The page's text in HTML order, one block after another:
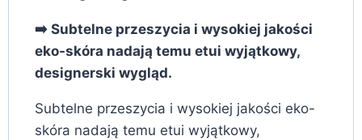
➡️ Subtelne przeszycia i wysokiej jakości
eko-skóra nadają temu etui wyjątkowy,
designerski wygląd.
Subtelne przeszycia i wysokiej jakości eko-
skóra nadają temu etui wyjątkowy,